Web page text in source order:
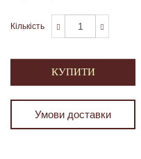
Кількість
КУПИТИ
Умови доставки